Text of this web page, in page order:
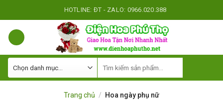
to
content
HOTLINE: ĐT - ZALO: 0966.020.388
Trang chủ / Hoa ngày phụ nữ